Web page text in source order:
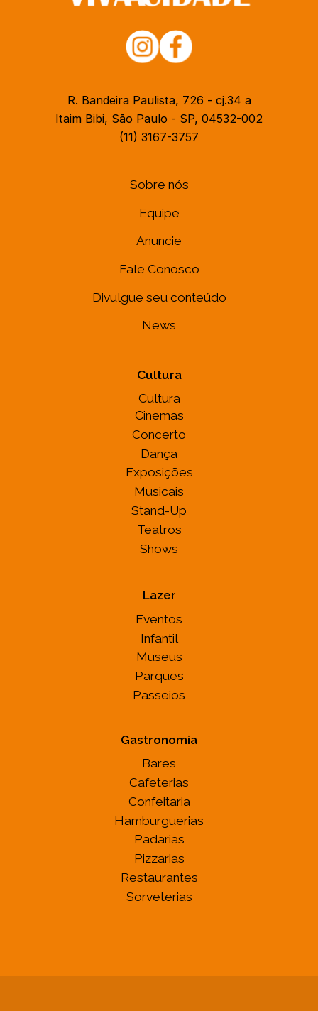
R. Bandeira Paulista, 726 - cj.34 a
Itaim Bibi, São Paulo - SP, 04532-002
(11) 3167-3757
Sobre nós
Equipe
Anuncie
Fale Conosco
Divulgue seu conteúdo
News
Cultura
Cultura
Cinemas
Concerto
Dança
Exposições
Musicais
Stand-Up
Teatros
Shows
Lazer
Eventos
Infantil
Museus
Parques
Passeios
Gastronomia
Bares
Cafeterias
Confeitaria
Hamburguerias
Padarias
Pizzarias
Restaurantes
Sorveterias